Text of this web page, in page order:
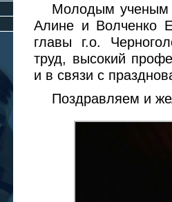
Молодым
Алине и Волченко
главы г.о.
труд, высокий
и в связи с
Поздравляем и